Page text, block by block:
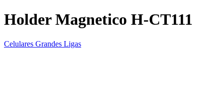
Holder Magnetico H-CT111
Celulares Grandes Ligas